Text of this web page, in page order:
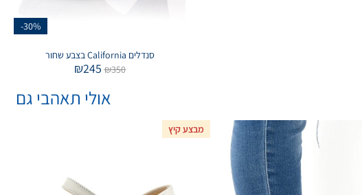
-30%
סנדלים California בצבע שחור
₪350
₪245
אולי תאהבי גם
מבצע קיץ